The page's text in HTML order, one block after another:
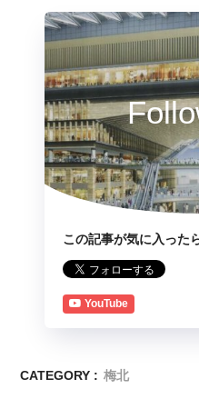
この記事が気に入った
YouTube
CATEGORY : 梅北